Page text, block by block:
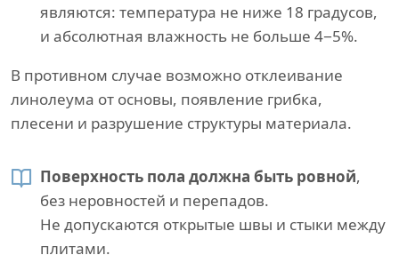
являются: температура не ниже 18 градусов,
и абсолютная влажность не больше 4−5%.
В противном случае возможно отклеивание
линолеума от основы, появление грибка,
плесени и разрушение структуры материала.
Поверхность пола должна быть ровной,
без неровностей и перепадов.
Не допускаются открытые швы и стыки между
плитами.